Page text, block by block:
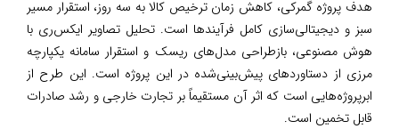
هدف پروژه گمرکی، کاهش زمان ترخیص کالا به سه روز، استقرار مسیر
سبز و دیجیتالی‌سازی کامل فرآیندها است. تحلیل تصاویر ایکس‌ری با
هوش مصنوعی، بازطراحی مدل‌های ریسک و استقرار سامانه یکپارچه
مرزی از دستاوردهای پیش‌بینی‌شده در این پروژه است. این طرح از
ابرپروژه‌هایی است که اثر آن مستقیماً بر تجارت خارجی و رشد صادرات
قابل تخمین است.